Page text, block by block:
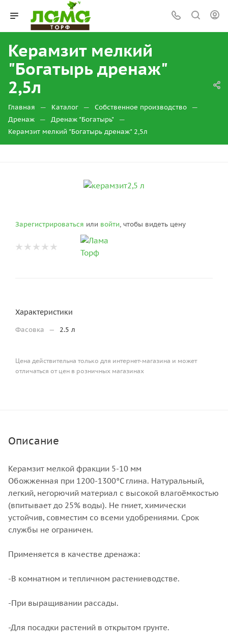
Керамзит мелкий
"Богатырь дренаж"
2,5л
Главная — Каталог — Собственное производство —
Дренаж — Дренаж "Богатырь" —
Керамзит мелкий "Богатырь дренаж" 2,5л
Зарегистрироваться или войти, чтобы видеть цену
Характеристики
Фасовка — 2.5 л
Цена действительна только для интернет-магазина и может
отличаться от цен в розничных магазинах
Описание
Керамзит мелкой фракции 5-10 мм
Обожженная при 1200-1300°C глина. Натуральный,
легкий, негорючий материал с высокой влагоёмкостью
(впитывает до 25% воды). Не гниет, химически
устойчив, совместим со всеми удобрениями. Срок
службы не ограничен.
Применяется в качестве дренажа:
-В комнатном и тепличном растениеводстве.
-При выращивании рассады.
-Для посадки растений в открытом грунте.